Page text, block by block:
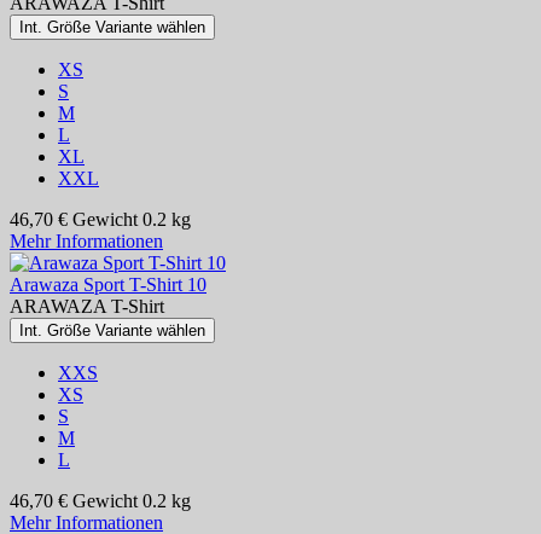
Int. Größe Variante wählen
XS
S
M
L
XL
XXL
46,70 € Gewicht 0.2 kg
Mehr Informationen
Arawaza Sport T-Shirt 10
ARAWAZA T-Shirt
Int. Größe Variante wählen
XXS
XS
S
M
L
46,70 € Gewicht 0.2 kg
Mehr Informationen